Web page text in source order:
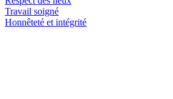
Travail soigné
Honnêteté et intégrité